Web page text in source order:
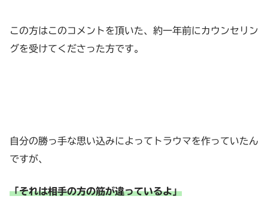
この方はこのコメントを頂いた、約一年前にカウンセリン
グを受けてくださった方です。
自分の勝っ手な思い込みによってトラウマを作っていたん
ですが、
「それは相手の方の筋が違っているよ」